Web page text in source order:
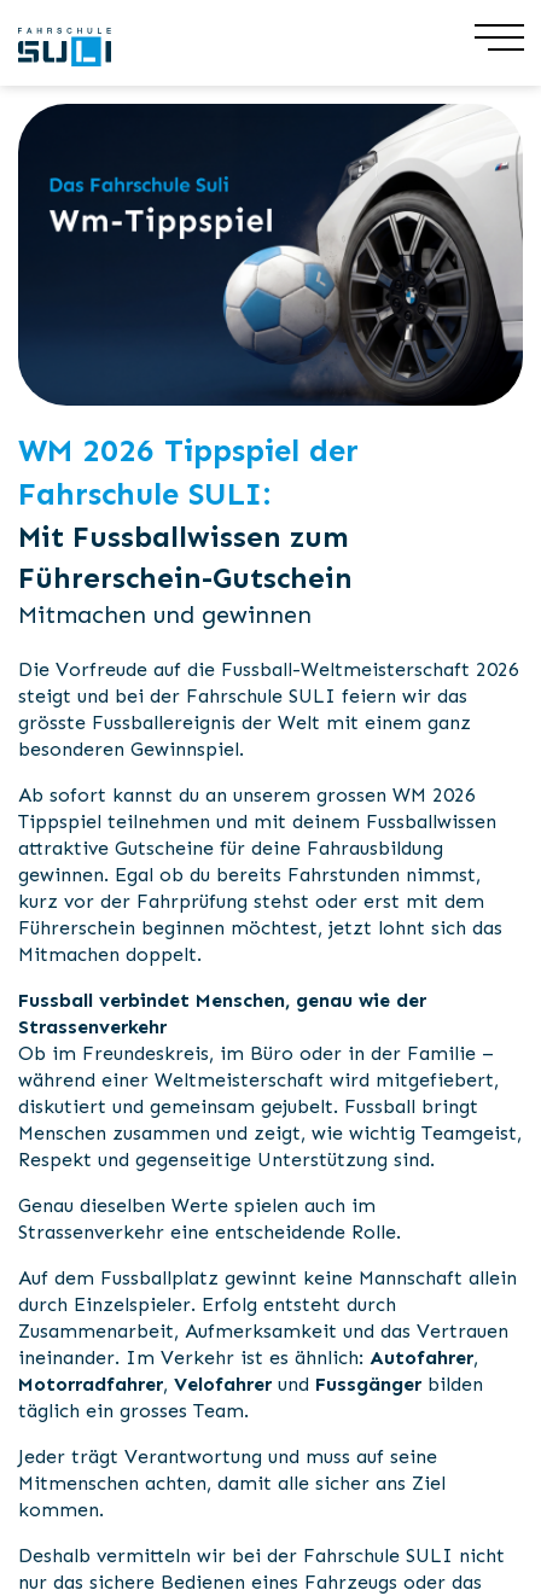
9. Juni 2026
WM 2026 Tippspiel der
Fahrschule SULI:
Mit Fussballwissen zum
Führerschein-Gutschein
Mitmachen und gewinnen
Die Vorfreude auf die Fussball-Weltmeisterschaft 2026
steigt und bei der Fahrschule SULI feiern wir das
grösste Fussballereignis der Welt mit einem ganz
besonderen Gewinnspiel.
Ab sofort kannst du an unserem grossen WM 2026
Tippspiel teilnehmen und mit deinem Fussballwissen
attraktive Gutscheine für deine Fahrausbildung
gewinnen. Egal ob du bereits Fahrstunden nimmst,
kurz vor der Fahrprüfung stehst oder erst mit dem
Führerschein beginnen möchtest, jetzt lohnt sich das
Mitmachen doppelt.
Fussball verbindet Menschen, genau wie der
Strassenverkehr
Ob im Freundeskreis, im Büro oder in der Familie –
während einer Weltmeisterschaft wird mitgefiebert,
diskutiert und gemeinsam gejubelt. Fussball bringt
Menschen zusammen und zeigt, wie wichtig Teamgeist,
Respekt und gegenseitige Unterstützung sind.
Genau dieselben Werte spielen auch im
Strassenverkehr eine entscheidende Rolle.
Auf dem Fussballplatz gewinnt keine Mannschaft allein
durch Einzelspieler. Erfolg entsteht durch
Zusammenarbeit, Aufmerksamkeit und das Vertrauen
ineinander. Im Verkehr ist es ähnlich: Autofahrer,
Motorradfahrer, Velofahrer und Fussgänger bilden
täglich ein grosses Team.
Jeder trägt Verantwortung und muss auf seine
Mitmenschen achten, damit alle sicher ans Ziel
kommen.
Deshalb vermitteln wir bei der Fahrschule SULI nicht
nur das sichere Bedienen eines Fahrzeugs oder das